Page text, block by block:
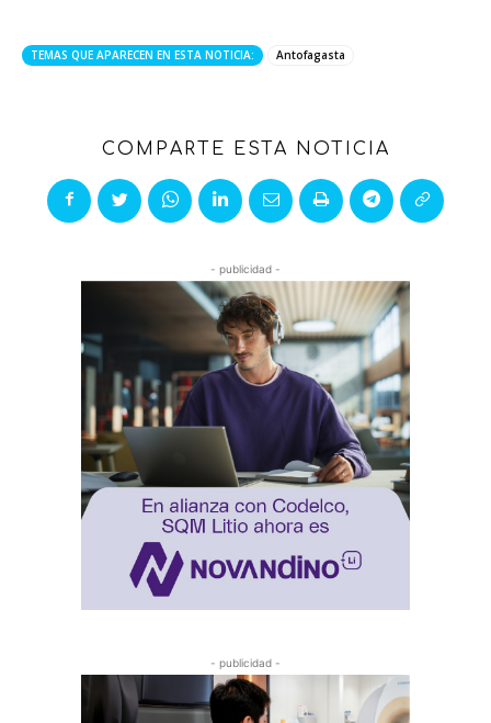
TEMAS QUE APARECEN EN ESTA NOTICIA: Antofagasta
COMPARTE ESTA NOTICIA
- publicidad -
- publicidad -